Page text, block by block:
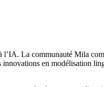
La communauté Mila
en modélisation